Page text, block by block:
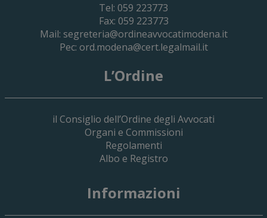
19 Giugno 2026
Tel: 059 223773
Fax: 059 223773
Mail: segreteria@ordineavvocatimodena.it
Pec: ord.modena@cert.legalmail.it
L’Ordine
il Consiglio dell’Ordine degli Avvocati
Organi e Commissioni
Regolamenti
Albo e Registro
Informazioni